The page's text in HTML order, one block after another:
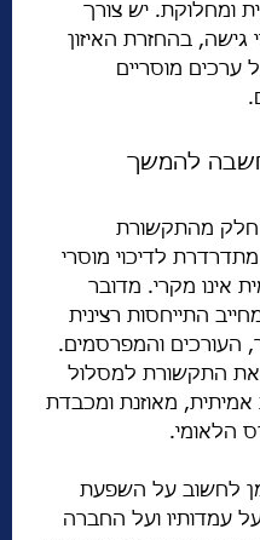
ומחלוקת. יש צורך
גישה, בהחזרת האיזון
ערכים מוסריים
להמשך
מהתקשורת
לדיכוי מוסרי
אינו מקרי. מדובר
התייחסות רצינית
העורכים והמפרסמים.
את התקשורת למסלול
אמיתית, מאוזנת ומכבדת
הלאומי.
לחשוב על השפעת
עמדותיו ועל החברה